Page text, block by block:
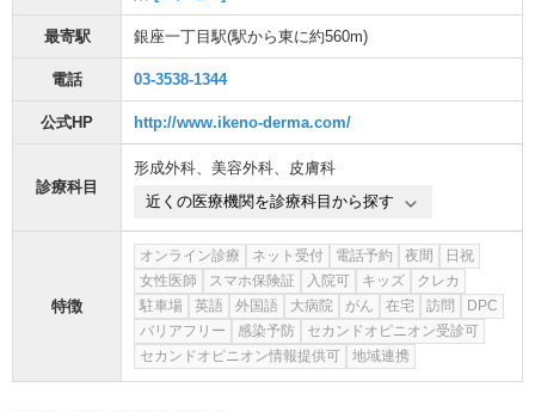
最寄駅 銀座一丁目駅(駅から東に約560m)
電話 03-3538-1344
公式HP http://www.ikeno-derma.com/
診療科目
形成外科、 美容外科、 皮膚科
近くの医療機関を診療科目から探す
特徴
オンライン診療 ネット受付 電話予約 夜間
日祝
女性医師
スマホ保険証 入院可 キッズ
クレカ
駐車場
英語 外国語 大病院 がん 在宅 訪問
DPC
バリアフリー
感染予防
セカンドオピニオン受診可
セカンドオピニオン情報提供可
地域連携